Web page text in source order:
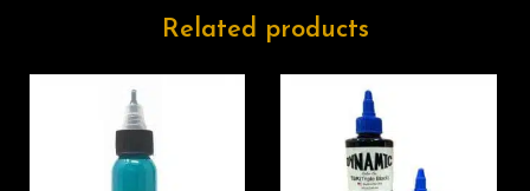
Related products